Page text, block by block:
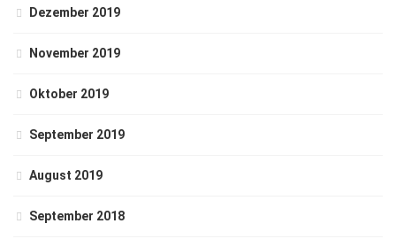
Dezember 2019
November 2019
Oktober 2019
September 2019
August 2019
September 2018